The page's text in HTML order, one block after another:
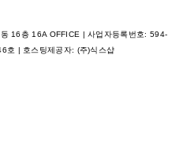
16층 16A OFFICE | 사업자등록번호: 594-
호 | 호스팅제공자: (주)식스샵